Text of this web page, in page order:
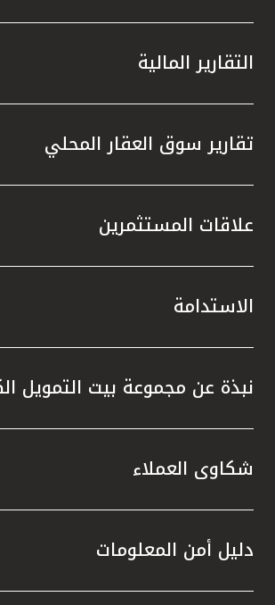
التقارير المالية
تقارير سوق العقار المحلي
علاقات المستثمرين
الاستدامة
نبذة عن مجموعة بيت التمويل
شكاوى العملاء
دليل أمن المعلومات